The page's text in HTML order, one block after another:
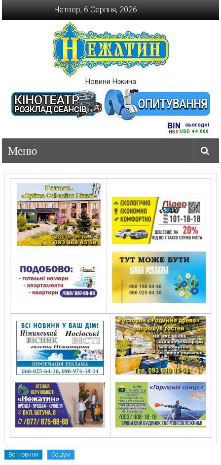
Четвер, 6 Серпня, 2026
Новини Ніжина
Всі новини Соціум